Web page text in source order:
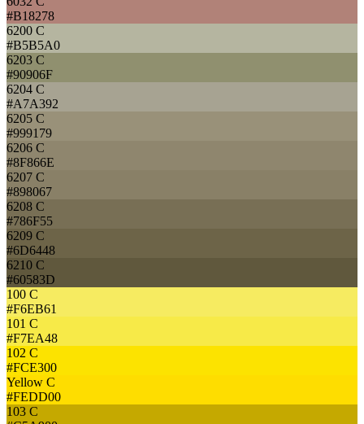
#B18278
6200 C
#B5B5A0
6203 C
#90906F
6204 C
#A7A392
6205 C
#999179
6206 C
#8F866E
6207 C
#898067
6208 C
#786F55
6209 C
#6D6448
6210 C
#60583D
100 C
#F6EB61
101 C
#F7EA48
102 C
#FCE300
Yellow C
#FEDD00
103 C